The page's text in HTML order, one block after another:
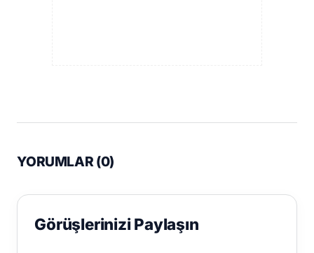
YORUMLAR (0)
Görüşlerinizi Paylaşın